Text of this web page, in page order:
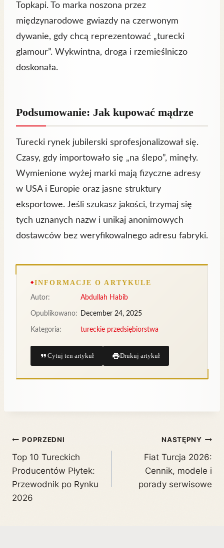
Topkapi. To marka noszona przez
międzynarodowe gwiazdy na czerwonym
dywanie, gdy chcą reprezentować „turecki
glamour”. Wykwintna, droga i rzemieślniczo
doskonała.
Podsumowanie: Jak kupować mądrze
Turecki rynek jubilerski sprofesjonalizował się.
Czasy, gdy importowało się „na ślepo”, minęły.
Wymienione wyżej marki mają fizyczne adresy
w USA i Europie oraz jasne struktury
eksportowe. Jeśli szukasz jakości, trzymaj się
tych uznanych nazw i unikaj anonimowych
dostawców bez weryfikowalnego adresu fabryki.
INFORMACJE O ARTYKULE
Autor: Abdullah Habib
Opublikowano: December 24, 2025
Kategoria: tureckie przedsiębiorstwa
Cytuj ten artykuł Drukuj artykuł
POPRZEDNI
Top 10 Tureckich
Producentów Płytek:
Przewodnik po Rynku
2026
NASTĘPNY
Fiat Turcja 2026:
Cennik, modele i
porady serwisowe